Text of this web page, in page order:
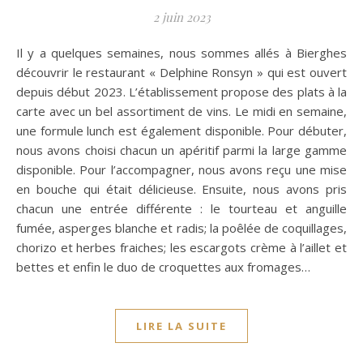
2 juin 2023
Il y a quelques semaines, nous sommes allés à Bierghes
découvrir le restaurant « Delphine Ronsyn » qui est ouvert
depuis début 2023. L’établissement propose des plats à la
carte avec un bel assortiment de vins. Le midi en semaine,
une formule lunch est également disponible. Pour débuter,
nous avons choisi chacun un apéritif parmi la large gamme
disponible. Pour l’accompagner, nous avons reçu une mise
en bouche qui était délicieuse. Ensuite, nous avons pris
chacun une entrée différente : le tourteau et anguille
fumée, asperges blanche et radis; la poêlée de coquillages,
chorizo et herbes fraiches; les escargots crème à l’aillet et
bettes et enfin le duo de croquettes aux fromages…
LIRE LA SUITE